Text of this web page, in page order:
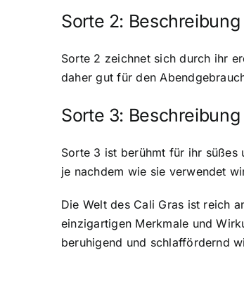
Sorte 2:
Sorte 2 zeichnet sich durch ihr
daher gut für den
Sorte 3:
Sorte 3 ist berühmt für ihr süßes
je nachdem wie sie verwendet
Die Welt des Cali Gras ist reich
einzigartigen Merkmale und
beruhigend und schlaffördernd